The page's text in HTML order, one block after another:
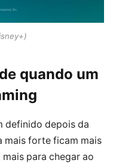
quando um
definido depois da
mais forte ficam mais
para chegar ao